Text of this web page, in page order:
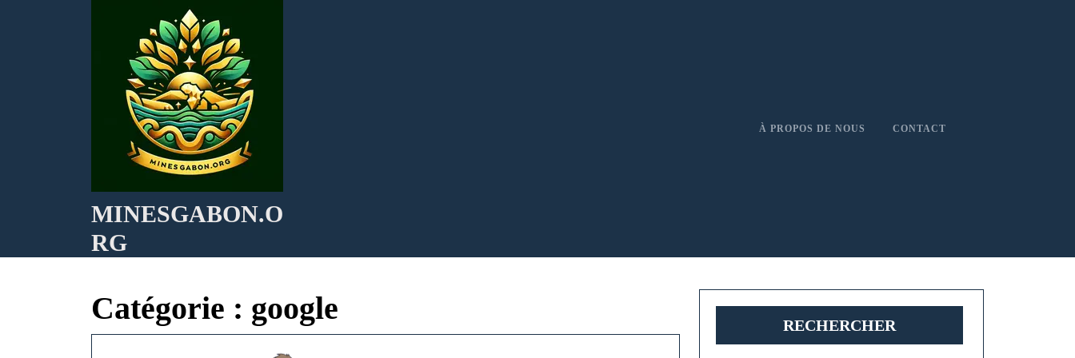
MINESGABON.O
RG
À PROPOS DE NOUS CONTACT
Catégorie : google RECHERCHER